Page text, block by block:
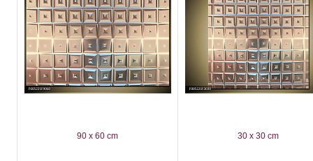
90 x 60 cm 30 x 30 cm